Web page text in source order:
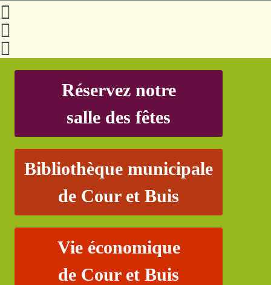
Réservez notre
salle des fêtes
Bibliothèque municipale
de Cour et Buis
Vie économique
de Cour et Buis